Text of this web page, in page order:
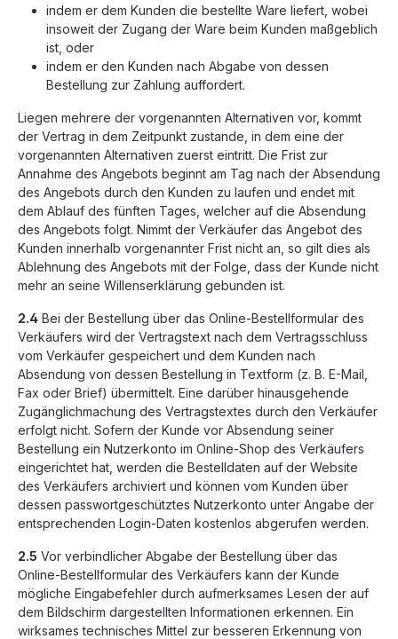
indem er dem Kunden die bestellte Ware liefert, wobei
insoweit der Zugang der Ware beim Kunden maßgeblich
ist, oder
indem er den Kunden nach Abgabe von dessen
Bestellung zur Zahlung auffordert.
Liegen mehrere der vorgenannten Alternativen vor, kommt
der Vertrag in dem Zeitpunkt zustande, in dem eine der
vorgenannten Alternativen zuerst eintritt. Die Frist zur
Annahme des Angebots beginnt am Tag nach der Absendung
des Angebots durch den Kunden zu laufen und endet mit
dem Ablauf des fünften Tages, welcher auf die Absendung
des Angebots folgt. Nimmt der Verkäufer das Angebot des
Kunden innerhalb vorgenannter Frist nicht an, so gilt dies als
Ablehnung des Angebots mit der Folge, dass der Kunde nicht
mehr an seine Willenserklärung gebunden ist.
2.4 Bei der Bestellung über das Online-Bestellformular des
Verkäufers wird der Vertragstext nach dem Vertragsschluss
vom Verkäufer gespeichert und dem Kunden nach
Absendung von dessen Bestellung in Textform (z. B. E-Mail,
Fax oder Brief) übermittelt. Eine darüber hinausgehende
Zugänglichmachung des Vertragstextes durch den Verkäufer
erfolgt nicht. Sofern der Kunde vor Absendung seiner
Bestellung ein Nutzerkonto im Online-Shop des Verkäufers
eingerichtet hat, werden die Bestelldaten auf der Website
des Verkäufers archiviert und können vom Kunden über
dessen passwortgeschütztes Nutzerkonto unter Angabe der
entsprechenden Login-Daten kostenlos abgerufen werden.
2.5 Vor verbindlicher Abgabe der Bestellung über das
Online-Bestellformular des Verkäufers kann der Kunde
mögliche Eingabefehler durch aufmerksames Lesen der auf
dem Bildschirm dargestellten Informationen erkennen. Ein
wirksames technisches Mittel zur besseren Erkennung von